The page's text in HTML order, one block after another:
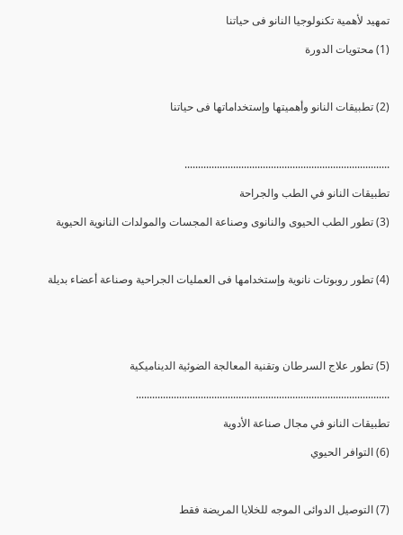
تمهيد لأهمية تكنولوجيا النانو فى حياتنا
(1) محتويات الدورة
(2) تطبيقات النانو وأهميتها وإستخداماتها فى حياتنا
............................................................................
تطبيقات النانو في الطب والجراحة
(3) تطور الطب الحيوى والنانوى وصناعة المجسات والمولدات النانوية الحيوية
(4) تطور روبوتات نانوية وإستخدامها فى العمليات الجراحية وصناعة أعضاء بديلة
(5) تطور علاج السرطان وتقنية المعالجة الضوئية الديناميكية
..............................................................................................
تطبيقات النانو في مجال صناعة الأدوية
(6) التوافر الحيوي
(7) التوصيل الدوائى الموجه للخلايا المريضة فقط